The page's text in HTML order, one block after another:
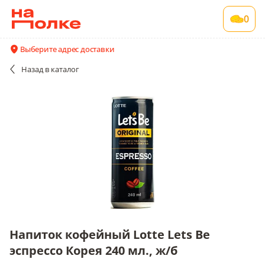
0
Выберите адрес доставки
Назад в каталог
Напиток кофейный Lotte Lets Be эспрессо
Корея 240 мл., ж/б
Напиток кофейный Lotte Lets Be
эспрессо Корея 240 мл., ж/б